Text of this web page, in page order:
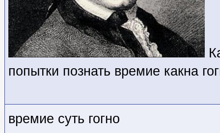
попытки познать времие какна
времие суть гогно